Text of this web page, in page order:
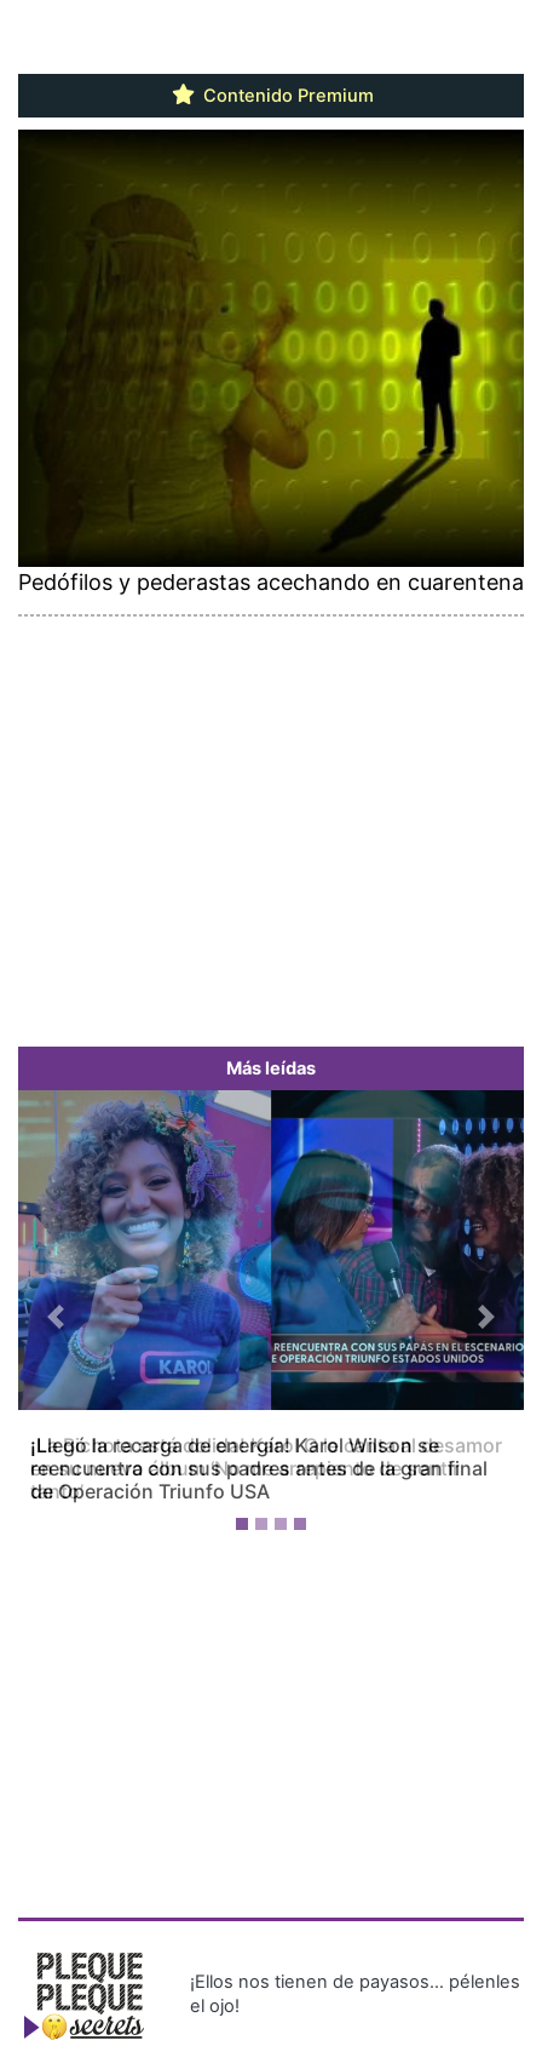
Contenido Premium
Pedófilos y pederastas acechando en cuarentena
Más leídas
¡La Bichota está dolida! Karol G le canta al desamor
en su nuevo álbum ‘No me arrepiento de sentir
tanto’
Previous Next
¡Ellos nos tienen de payasos… pélenles
el ojo!